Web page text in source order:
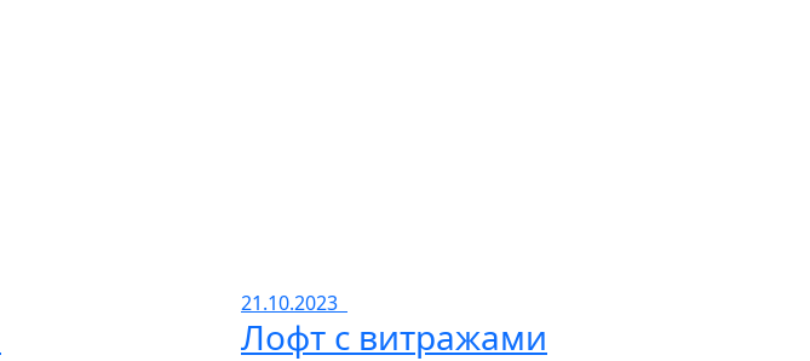
21.10.2023
Лофт с витражами